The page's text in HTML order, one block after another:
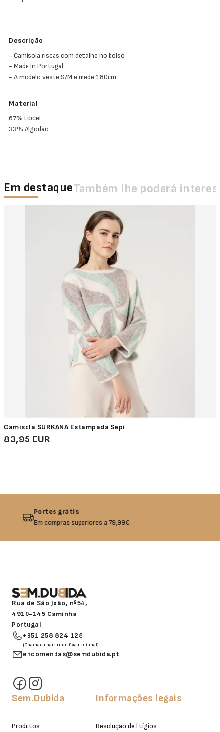
Descrição
- Camisola riscas com detalhe no bolso
- Made in Portugal
- A modelo veste S/M e mede 180cm
Material
67% Liocel
33% Algodão
Em destaqueTambém lhe poderá
Camisola SURKANA Estampada Sepi
83,95 EUR
Devolução garantida
Não gostou? Troque o seu produto!
Rua de São João, nº54,
4910-145 Caminha
Portugal
+351 258 824 128
(Chamada para rede fixa nacional)
encomendas@semdubida.pt
Sem.Dubida
Produtos
Informações legais
Resolução de litígios